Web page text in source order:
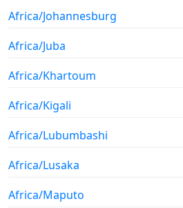
Africa/Johannesburg
Africa/Juba
Africa/Khartoum
Africa/Kigali
Africa/Lubumbashi
Africa/Lusaka
Africa/Maputo